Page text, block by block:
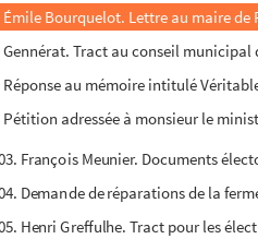
Émile Bourquelot. Lettre au maire
Gennérat. Tract au conseil municipal
Réponse au mémoire intitulé
Pétition adressée à monsieur le
François Meunier. Documents
Demande de réparations de la
Henri Greffulhe. Tract pour les